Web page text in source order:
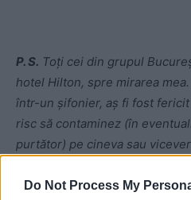
Do Not Process My
P. S. Toți cei din grupul
hotel Hilton, spre mirarea
într-un șifonier, aș fi fost
risc să contaminez (în
purtător) pe cineva sau
UPDATE 20.20.O ultimă